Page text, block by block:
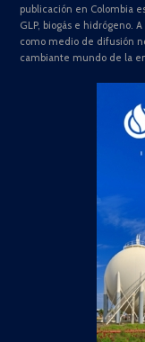
publicación en Colombia
GLP, biogás e hidrógeno.
como medio de difusión
cambiante mundo de la